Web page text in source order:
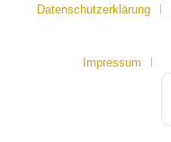
Datenschutzerklärung
Impressum